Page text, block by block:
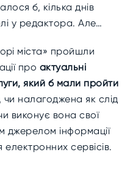
б, кілька днів
у редактора. Але…
міста» пройшли
про актуальні
який б мали пройти
чи налагоджена як слід
виконує вона свої
джерелом інформації
електронних сервісів.